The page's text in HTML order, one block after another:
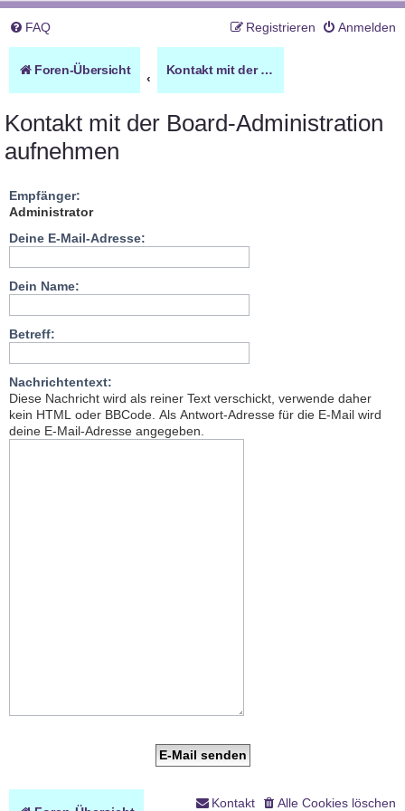
FAQ Anmelden
Registrieren
Foren-Übersicht Kontakt mit der Board-Administration aufnehmen
Kontakt mit der Board-Administration
aufnehmen
Empfänger:
Administrator
Deine E-Mail-Adresse:
Dein Name:
Betreff:
Nachrichtentext:
Diese Nachricht wird als reiner Text verschickt, verwende daher
kein HTML oder BBCode. Als Antwort-Adresse für die E-Mail wird
deine E-Mail-Adresse angegeben.
Alle Cookies löschen
Kontakt